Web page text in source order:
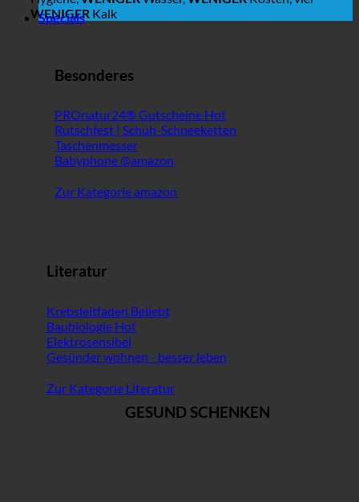
WENIGER Kalk
Specials
Besonderes
PROnatur24® Gutscheine
Rutschfest | Schuh-Schneeketten
Taschenmesser
Babyphone @amazon
Zur Kategorie amazon
Literatur
Krebsleitfaden
Baubiologie
Elektrosensibel
Gesünder wohnen - besser leben
Zur Kategorie Literatur
GESUND SCHENKEN